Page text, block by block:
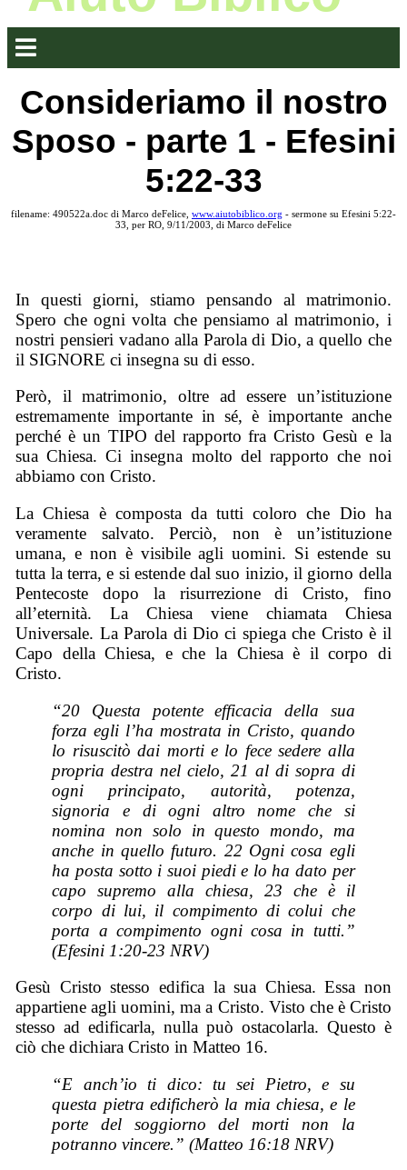
Consideriamo il nostro
Sposo - parte 1 - Efesini
5:22-33
filename: 490522a.doc di Marco deFelice, www.aiutobiblico.org - sermone su Efesini 5:22-
33, per RO, 9/11/2003, di Marco deFelice
In questi giorni, stiamo pensando al matrimonio.
Spero che ogni volta che pensiamo al matrimonio, i
nostri pensieri vadano alla Parola di Dio, a quello che
il SIGNORE ci insegna su di esso.
Però, il matrimonio, oltre ad essere un’istituzione
estremamente importante in sé, è importante anche
perché è un TIPO del rapporto fra Cristo Gesù e la
sua Chiesa. Ci insegna molto del rapporto che noi
abbiamo con Cristo.
La Chiesa è composta da tutti coloro che Dio ha
veramente salvato. Perciò, non è un’istituzione
umana, e non è visibile agli uomini. Si estende su
tutta la terra, e si estende dal suo inizio, il giorno della
Pentecoste dopo la risurrezione di Cristo, fino
all’eternità. La Chiesa viene chiamata Chiesa
Universale. La Parola di Dio ci spiega che Cristo è il
Capo della Chiesa, e che la Chiesa è il corpo di
Cristo.
“20 Questa potente efficacia della sua
forza egli l’ha mostrata in Cristo, quando
lo risuscitò dai morti e lo fece sedere alla
propria destra nel cielo, 21 al di sopra di
ogni principato, autorità, potenza,
signoria e di ogni altro nome che si
nomina non solo in questo mondo, ma
anche in quello futuro. 22 Ogni cosa egli
ha posta sotto i suoi piedi e lo ha dato per
capo supremo alla chiesa, 23 che è il
corpo di lui, il compimento di colui che
porta a compimento ogni cosa in tutti.”
(Efesini 1:20-23 NRV)
Gesù Cristo stesso edifica la sua Chiesa. Essa non
appartiene agli uomini, ma a Cristo. Visto che è Cristo
stesso ad edificarla, nulla può ostacolarla. Questo è
ciò che dichiara Cristo in Matteo 16.
“E anch’io ti dico: tu sei Pietro, e su
questa pietra edificherò la mia chiesa, e le
porte del soggiorno del morti non la
potranno vincere.” (Matteo 16:18 NRV)